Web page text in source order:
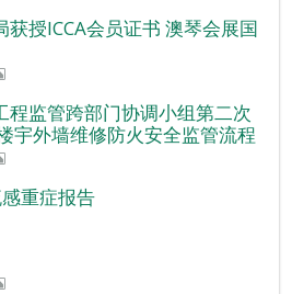
授ICCA会员证书 澳琴会展国
程监管跨部门协调小组第二次
宇外墙维修防火安全监管流程
重症报告